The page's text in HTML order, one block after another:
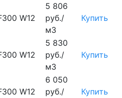
W12
5 806
руб./
м3
Купить
W12
5 830
руб./
м3
Купить
W12
6 050
руб./
Купить